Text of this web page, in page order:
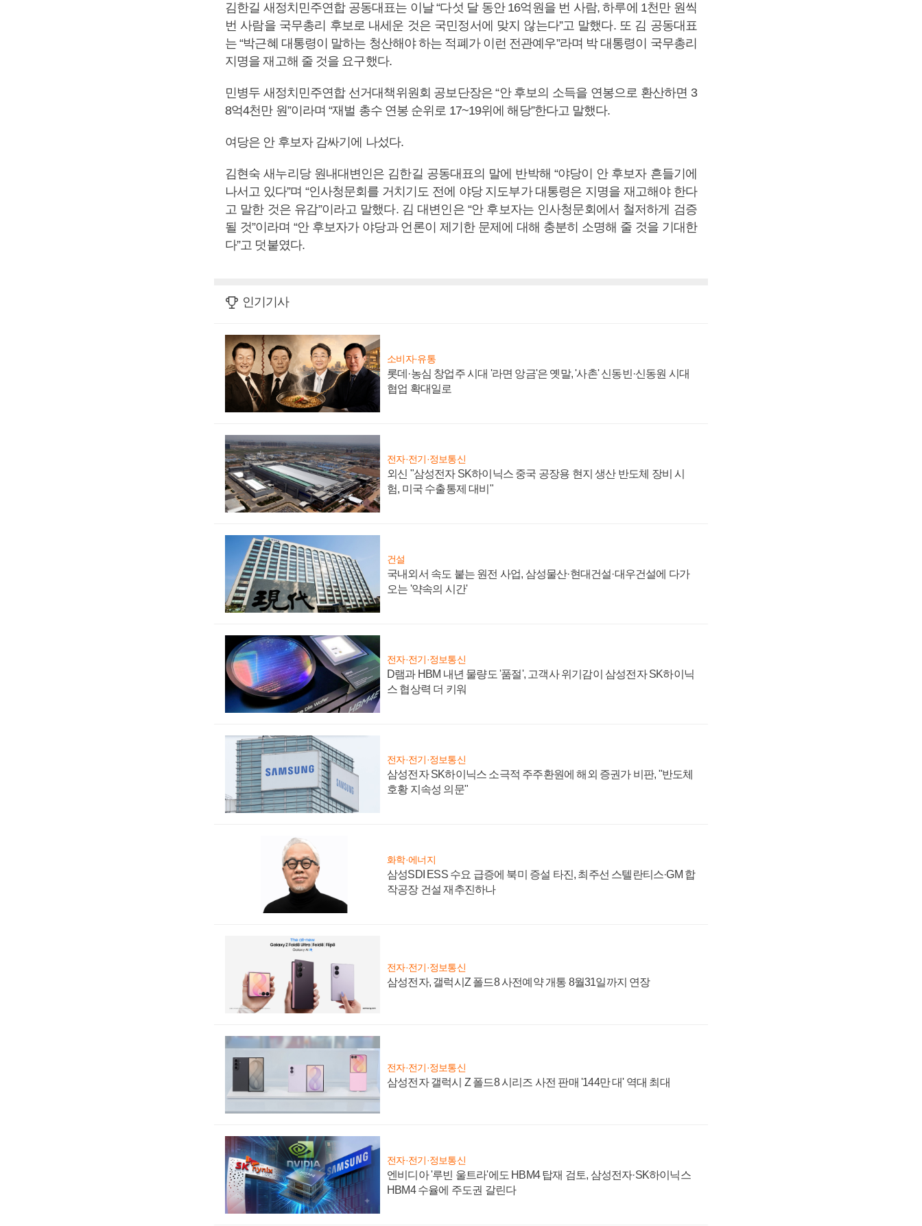
김한길 새정치민주연합 공동대표는 이날 “다섯 달 동안 16억원을 번 사람, 하루에 1천만 원씩
번 사람을 국무총리 후보로 내세운 것은 국민정서에 맞지 않는다”고 말했다. 또 김 공동대표
는 “박근혜 대통령이 말하는 청산해야 하는 적폐가 이런 전관예우”라며 박 대통령이 국무총리
지명을 재고해 줄 것을 요구했다.
민병두 새정치민주연합 선거대책위원회 공보단장은 “안 후보의 소득을 연봉으로 환산하면 3
8억4천만 원”이라며 “재벌 총수 연봉 순위로 17~19위에 해당”한다고 말했다.
여당은 안 후보자 감싸기에 나섰다.
김현숙 새누리당 원내대변인은 김한길 공동대표의 말에 반박해 “야당이 안 후보자 흔들기에
나서고 있다”며 “인사청문회를 거치기도 전에 야당 지도부가 대통령은 지명을 재고해야 한다
고 말한 것은 유감”이라고 말했다. 김 대변인은 “안 후보자는 인사청문회에서 철저하게 검증
될 것”이라며 “안 후보자가 야당과 언론이 제기한 문제에 대해 충분히 소명해 줄 것을 기대한
다”고 덧붙였다.
인기기사
소비자·유통
롯데·농심 창업주 시대 '라면 앙금'은 옛말, '사촌' 신동빈·신동원 시대
협업 확대일로
전자·전기·정보통신
외신 "삼성전자 SK하이닉스 중국 공장용 현지 생산 반도체 장비 시
험, 미국 수출통제 대비"
건설
국내외서 속도 붙는 원전 사업, 삼성물산·현대건설·대우건설에 다가
오는 '약속의 시간'
전자·전기·정보통신
D램과 HBM 내년 물량도 '품절', 고객사 위기감이 삼성전자 SK하이닉
스 협상력 더 키워
전자·전기·정보통신
삼성전자 SK하이닉스 소극적 주주환원에 해외 증권가 비판, "반도체
호황 지속성 의문"
화학·에너지
삼성SDI ESS 수요 급증에 북미 증설 타진, 최주선 스텔란티스·GM 합
작공장 건설 재추진하나
전자·전기·정보통신
삼성전자, 갤럭시Z 폴드8 사전예약 개통 8월31일까지 연장
전자·전기·정보통신
삼성전자 갤럭시 Z 폴드8 시리즈 사전 판매 '144만 대' 역대 최대
전자·전기·정보통신
엔비디아 '루빈 울트라'에도 HBM4 탑재 검토, 삼성전자·SK하이닉스
HBM4 수율에 주도권 갈린다